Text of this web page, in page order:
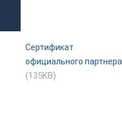
Сертификат
официального партнера
(135KB)